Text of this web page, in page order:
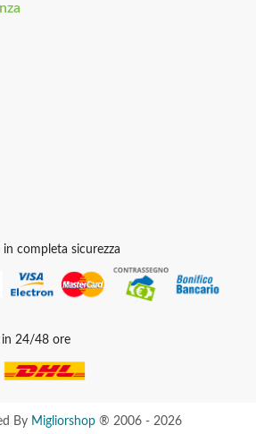
completa sicurezza
in 24/48 ore
By Migliorshop® 2006 - 2026